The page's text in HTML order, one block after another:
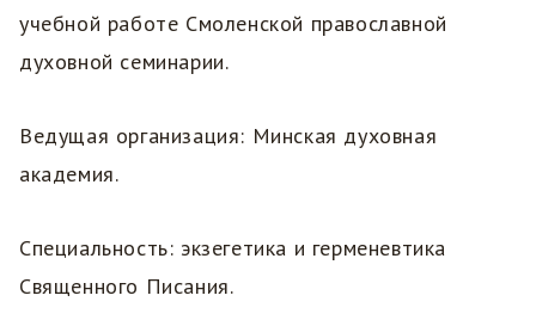
учебной работе Смоленской православной
духовной семинарии.
Ведущая организация: Минская духовная
академия.
Специальность: экзегетика и герменевтика
Священного Писания.